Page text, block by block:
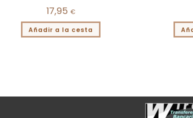
17,95 €
Añadir a la cesta